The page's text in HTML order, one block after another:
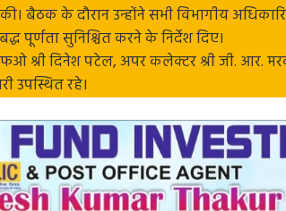
आयोजित समय-सीमा बैठक में विभिन्न विभागों
बैठक के दौरान उन्होंने सभी विभागीय
पूर्णता सुनिश्चित करने के निर्देश दिए।
श्री दिनेश पटेल, अपर कलेक्टर श्री जी. आर.